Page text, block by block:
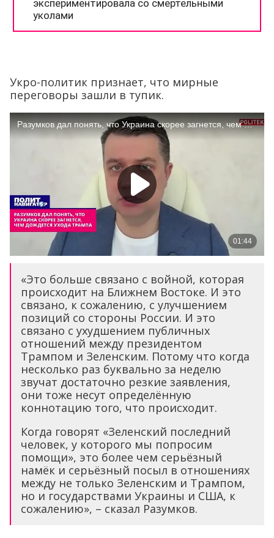
Укро-политик признает, что мирные
переговоры зашли в тупик.
«Это больше связано с войной, которая
происходит на Ближнем Востоке. И это
связано, к сожалению, с улучшением
позиций со стороны России. И это
связано с ухудшением публичных
отношений между президентом
Трампом и Зеленским. Потому что когда
несколько раз буквально за неделю
звучат достаточно резкие заявления,
они тоже несут определённую
коннотацию того, что происходит.
Когда говорят «Зеленский последний
человек, у которого мы попросим
помощи», это более чем серьёзный
намёк и серьёзный посыл в отношениях
между не только Зеленским и Трампом,
но и государствами Украины и США, к
сожалению», – сказал Разумков.